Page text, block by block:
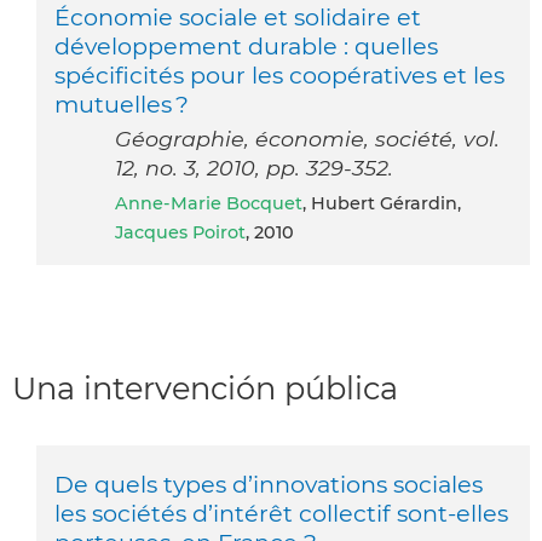
Économie sociale et solidaire et
développement durable : quelles
spécificités pour les coopératives et les
mutuelles ?
Géographie, économie, société, vol.
12, no. 3, 2010, pp. 329-352.
Anne-Marie Bocquet, Hubert Gérardin,
Jacques Poirot, 2010
Una intervención pública
De quels types d’innovations sociales
les sociétés d’intérêt collectif sont-elles